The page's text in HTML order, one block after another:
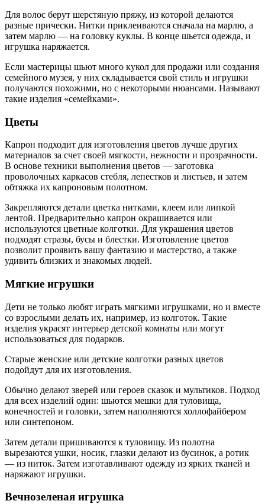
Для волос берут шерстяную пряжу, из которой делаются
разные прически. Нитки приклеиваются сначала на марлю, а
затем марлю — на головку куклы. В конце шьется одежда, и
игрушка наряжается.
Если мастерицы шьют много кукол для продажи или создания
семейного музея, у них складывается свой стиль и игрушки
получаются похожими, но с некоторыми нюансами. Называют
такие изделия «семейками».
Цветы
Капрон подходит для изготовления цветов лучше других
материалов за счет своей мягкости, нежности и прозрачности.
В основе техники выполнения цветов — заготовка
проволочных каркасов стебля, лепестков и листьев, и затем
обтяжка их капроновым полотном.
Закрепляются детали цветка нитками, клеем или липкой
лентой. Предварительно капрон окрашивается или
используются цветные колготки. Для украшения цветов
подходят стразы, бусы и блестки. Изготовление цветов
позволит проявить вашу фантазию и мастерство, а также
удивить близких и знакомых людей.
Мягкие игрушки
Дети не только любят играть мягкими игрушками, но и вместе
со взрослыми делать их, например, из колготок. Такие
изделия украсят интерьер детской комнаты или могут
использоваться для подарков.
Старые женские или детские колготки разных цветов
подойдут для их изготовления.
Обычно делают зверей или героев сказок и мультиков. Подход
для всех изделий один: шьются мешки для туловища,
конечностей и головки, затем наполняются холлофайбером
или синтепоном.
Затем детали пришиваются к туловищу. Из полотна
вырезаются ушки, носик, глазки делают из бусинок, а ротик
— из ниток. Затем изготавливают одежду из ярких тканей и
наряжают игрушки.
Вечнозеленая игрушка